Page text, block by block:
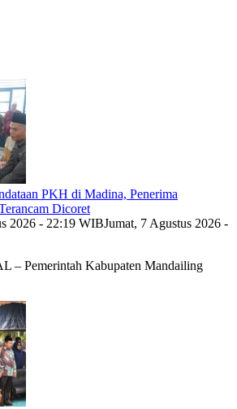
PKH di Madina, Penerima
Dicoret
2026 - 22:19 WIBJumat, 7 Agustus 2026 -
Pemerintah Kabupaten Mandailing